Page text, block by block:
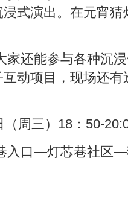
式演出。在元宵
家还能参与各种沉
动项目，现场还
周三）18：50-
入口—灯芯巷社区